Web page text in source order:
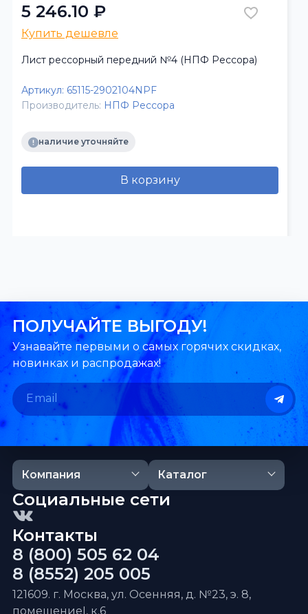
5 246.10 ₽
Купить дешевле
Лист рессорный передний №4 (НПФ Рессора)
Артикул: 65115-2902104NPF
Производитель: НПФ Рессора
наличие уточняйте
В корзину
ПОЛУЧАЙТЕ ВЫГОДУ!
Узнавайте первыми о самых горячих скидках,
новинках и распродажах!
Компания Каталог
Контакты
8 (800) 505 62 04
8 (8552) 205 005
121609. г. Москва, ул. Осенняя, д. №23, э. 8,
помещениеI, к.6
Социальные сети